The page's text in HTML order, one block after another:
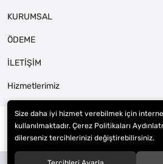
KURUMSAL
ÖDEME
İLETİŞİM
Hizmetlerimiz
© 2023ER-LAS Oto Jant ve Lastik - Yunus
Site tasarımı
Size daha iyi hizmet verebilmek için
kullanılmaktadır. Çerez Politikaları
dilerseniz tercihlerinizi değiştirebilirsiniz.